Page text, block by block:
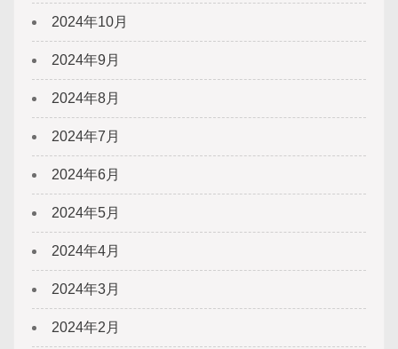
2024年10月
2024年9月
2024年8月
2024年7月
2024年6月
2024年5月
2024年4月
2024年3月
2024年2月